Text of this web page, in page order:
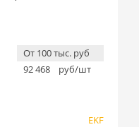
От 100 тыс. руб
92 468
руб/шт
EKF